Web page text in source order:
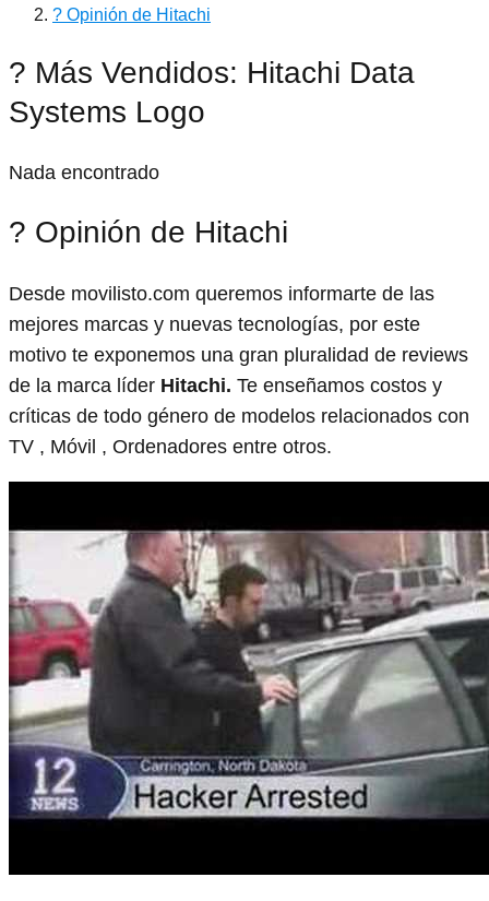
? Opinión de Hitachi
? Más Vendidos: Hitachi Data
Systems Logo
Nada encontrado
? Opinión de Hitachi
Desde movilisto.com queremos informarte de las
mejores marcas y nuevas tecnologías, por este
motivo te exponemos una gran pluralidad de reviews
de la marca líder Hitachi. Te enseñamos costos y
críticas de todo género de modelos relacionados con
TV , Móvil , Ordenadores entre otros.